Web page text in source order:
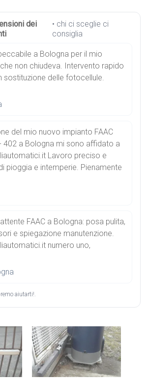
dei
• chi ci sceglie ci
consiglia
a Bologna per il mio
non chiudeva. Intervento rapido
sostituzione delle fotocellule.
del mio nuovo impianto FAAC
402 a Bologna mi sono affidato a
Lavoro preciso e
pioggia e intemperie. Pienamente
FAAC a Bologna: posa pulita,
e spiegazione manutenzione.
numero uno,
aiutarti!.